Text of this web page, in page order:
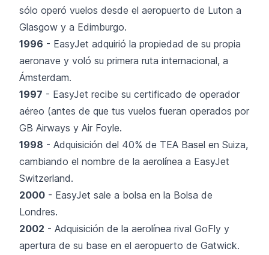
sólo operó vuelos desde el aeropuerto de Luton a
Glasgow y a Edimburgo.
1996 - EasyJet adquirió la propiedad de su propia
aeronave y voló su primera ruta internacional, a
Ámsterdam.
1997 - EasyJet recibe su certificado de operador
aéreo (antes de que tus vuelos fueran operados por
GB Airways y Air Foyle.
1998 - Adquisición del 40% de TEA Basel en Suiza,
cambiando el nombre de la aerolínea a EasyJet
Switzerland.
2000 - EasyJet sale a bolsa en la Bolsa de
Londres.
2002 - Adquisición de la aerolínea rival GoFly y
apertura de su base en el aeropuerto de Gatwick.